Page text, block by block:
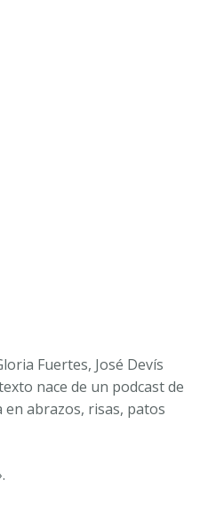
Fuertes, José Devís
nace de un podcast de
abrazos, risas, patos